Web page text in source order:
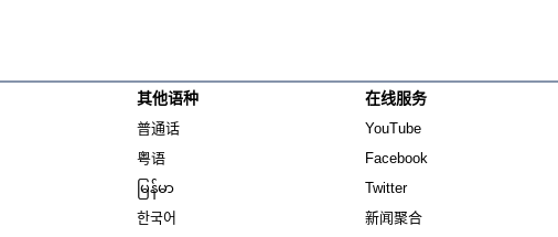
其他语种
普通话
粤语
မြန်မာ
한국어
在线服务
YouTube
Facebook
Twitter
新闻聚合